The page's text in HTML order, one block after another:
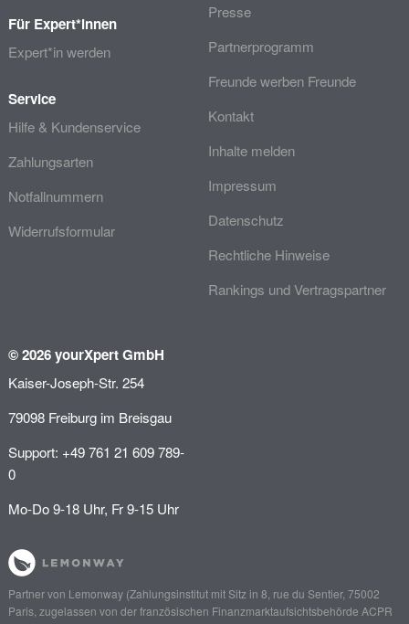
Für Expert*innen
Expert*in werden
Service
Hilfe & Kundenservice
Zahlungsarten
Notfallnummern
Widerrufsformular
Presse
Partnerprogramm
Freunde werben Freunde
Kontakt
Inhalte melden
Impressum
Datenschutz
Rechtliche Hinweise
Rankings und Vertragspartner
© 2026 yourXpert GmbH
Kaiser-Joseph-Str. 254
79098 Freiburg im Breisgau
Support: +49 761 21 609 789-
0
Mo-Do 9-18 Uhr, Fr 9-15 Uhr
Partner von Lemonway(Zahlungsinstitut mit Sitz in 8, rue du Sentier, 75002
Paris, zugelassen von der französischen Finanzmarktaufsichtsbehörde ACPR